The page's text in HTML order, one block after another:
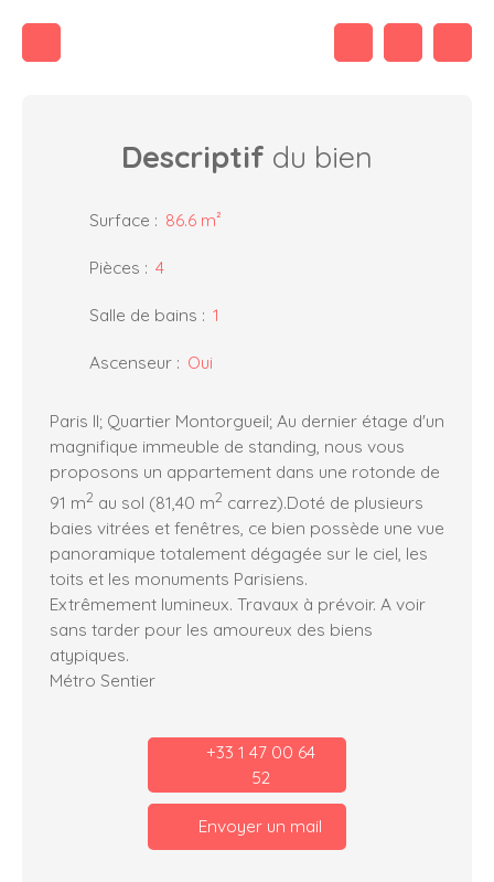
Descriptif du bien
Surface : 86.6 m²
Pièces : 4
Salle de bains : 1
Ascenseur : Oui
Paris II; Quartier Montorgueil; Au dernier étage d'un
magnifique immeuble de standing, nous vous
proposons un appartement dans une rotonde de
91 m2 au sol (81,40 m2 carrez).Doté de plusieurs
baies vitrées et fenêtres, ce bien possède une vue
panoramique totalement dégagée sur le ciel, les
toits et les monuments Parisiens.
Extrêmement lumineux. Travaux à prévoir. A voir
sans tarder pour les amoureux des biens
atypiques.
Métro Sentier
+33 1 47 00 64
52
Envoyer un mail